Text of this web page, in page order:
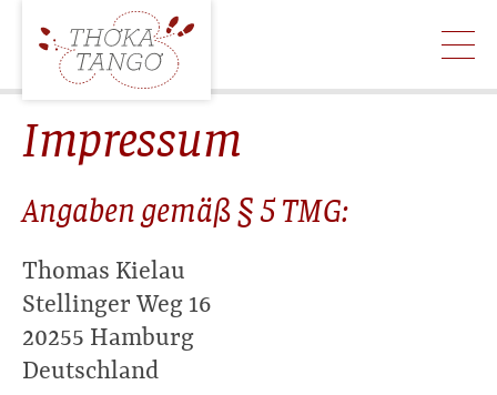
Impressum
Angaben gemäß § 5 TMG:
Thomas Kielau
Stellinger Weg 16
20255 Hamburg
Deutschland